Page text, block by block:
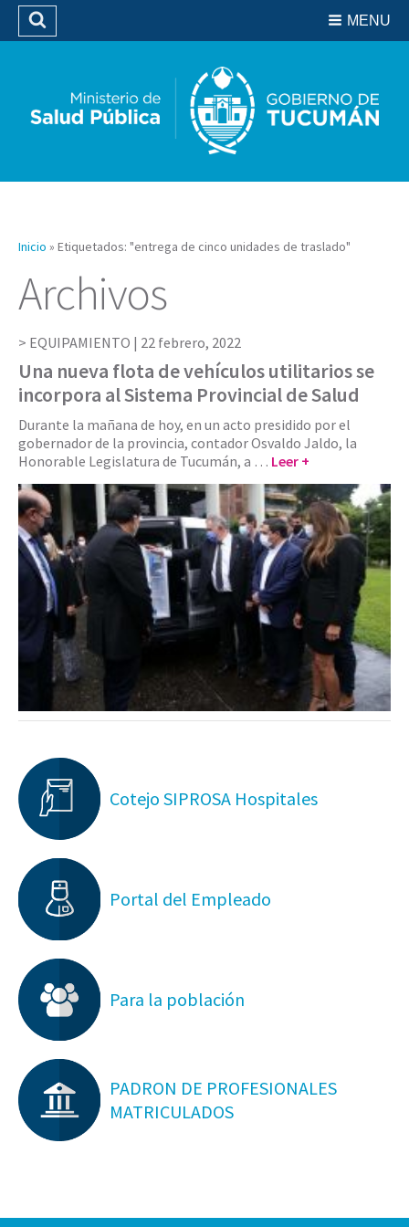
Biblioteca
MENU
Buscar
Inicio » Etiquetados: "entrega de cinco unidades de traslado"
Archivos
EQUIPAMIENTO | 22 febrero, 2022
Una nueva flota de vehículos utilitarios se
incorpora al Sistema Provincial de Salud
Durante la mañana de hoy, en un acto presidido por el
gobernador de la provincia, contador Osvaldo Jaldo, la
Honorable Legislatura de Tucumán, a … Leer +
Cotejo SIPROSA Hospitales
Portal del Empleado
Para la población
PADRON DE PROFESIONALES
MATRICULADOS